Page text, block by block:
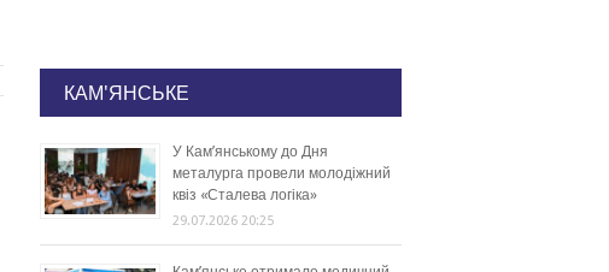
КАМ'ЯНСЬКЕ
У Кам’янському до Дня
металурга провели молодіжний
квіз «Сталева логіка»
29.07.2026 20:25